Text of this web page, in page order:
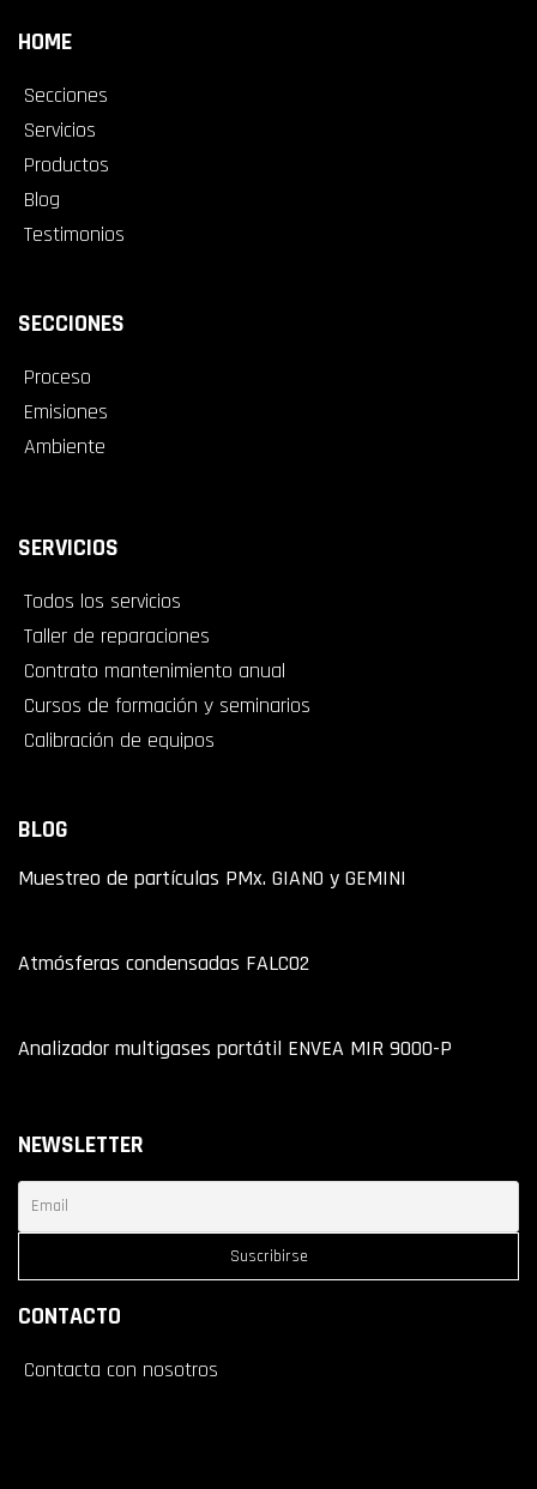
HOME
Secciones
Servicios
Productos
Blog
Testimonios
SECCIONES
Proceso
Emisiones
Ambiente
SERVICIOS
Todos los servicios
Taller de reparaciones
Contrato mantenimiento anual
Cursos de formación y seminarios
Calibración de equipos
BLOG
Muestreo de partículas PMx. GIANO y GEMINI
Atmósferas condensadas FALCO2
Analizador multigases portátil ENVEA MIR 9000-P
NEWSLETTER
CONTACTO
Contacta con nosotros